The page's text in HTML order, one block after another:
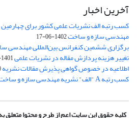
آخرین اخبار
کسب رتبه الف نشریات علمی کشور برای
مهندسی سازه و ساخت1402-06-17
برگزاری ششمین کنفرانس بین‌المللی مهندسی
تغییر هزینه پردازش مقاله در نشریات علمی1401-02-26
اطلاعیه در خصوص گواهی پذیرش مقالات نشریه
کسب رتبه A "الف" نشریه مهندسی سازه و ساخت
کلیه حقوق این سایت اعم از طرح و محتوا